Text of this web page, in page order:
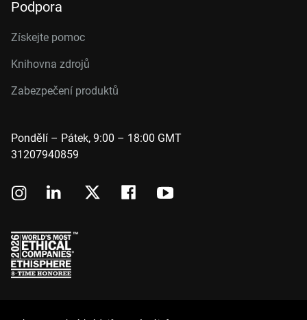
Podpora
Získejte pomoc
Knihovna zdrojů
Zabezpečení produktů
Pondělí – Pátek, 9:00 – 18:00 GMT
31207940859